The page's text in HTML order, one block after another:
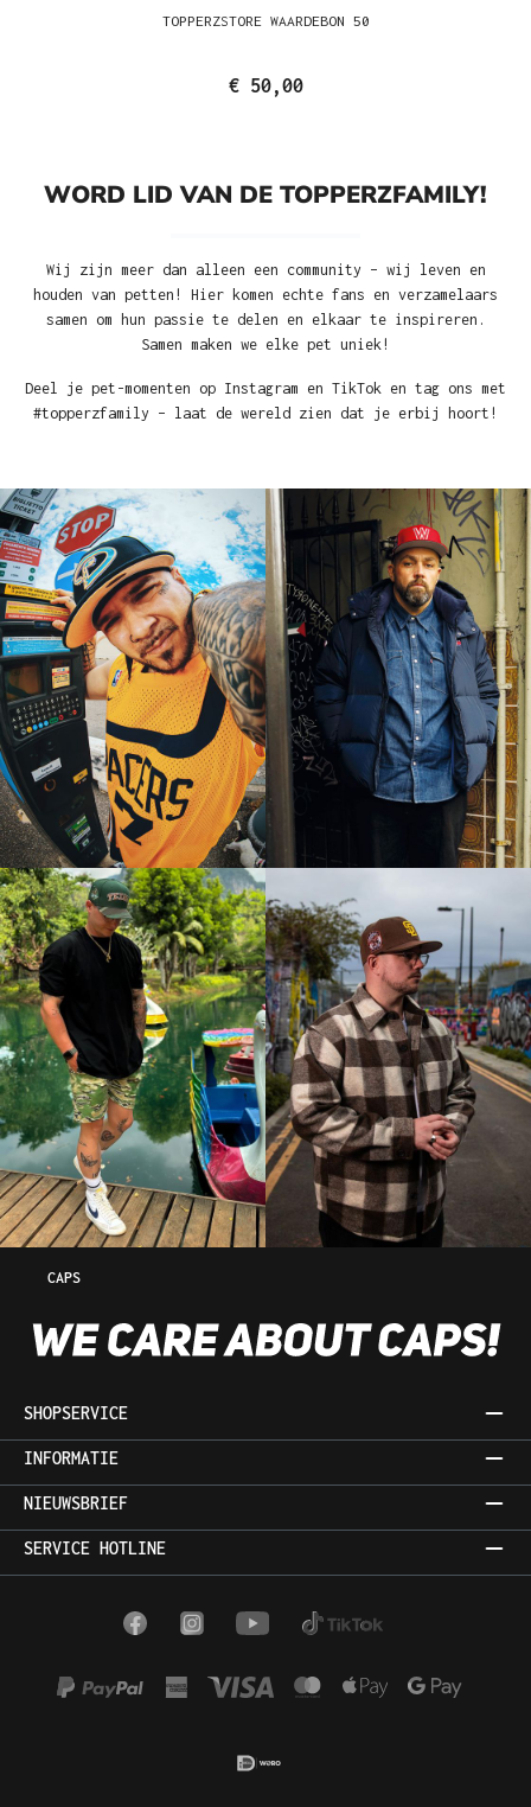
TOPPERZSTORE WAARDEBON 50
€ 50,00
WORD LID VAN DE TOPPERZFAMILY!
Wij zijn meer dan alleen een community – wij leven en
houden van petten! Hier komen echte fans en verzamelaars
samen om hun passie te delen en elkaar te inspireren.
Samen maken we elke pet uniek!
Deel je pet-momenten op Instagram en TikTok en tag ons met
#topperzfamily – laat de wereld zien dat je erbij hoort!
CAPS
SHOPSERVICE
INFORMATIE
NIEUWSBRIEF
SERVICE HOTLINE